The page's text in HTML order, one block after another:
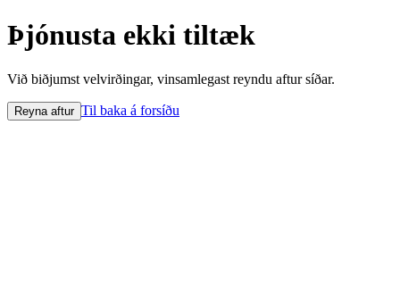
Þjónusta ekki tiltæk
Við biðjumst velvirðingar, vinsamlegast reyndu aftur síðar.
Reyna aftur Til baka á forsíðu